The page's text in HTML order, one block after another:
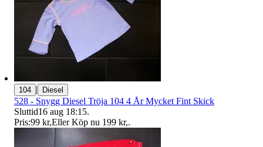
104 | Diesel
528 - Snygg Diesel Tröja 104 4 År Mycket Fint Skick
Sluttid16 aug 18:15.
Pris:99 kr,Eller Köp nu 199 kr,.